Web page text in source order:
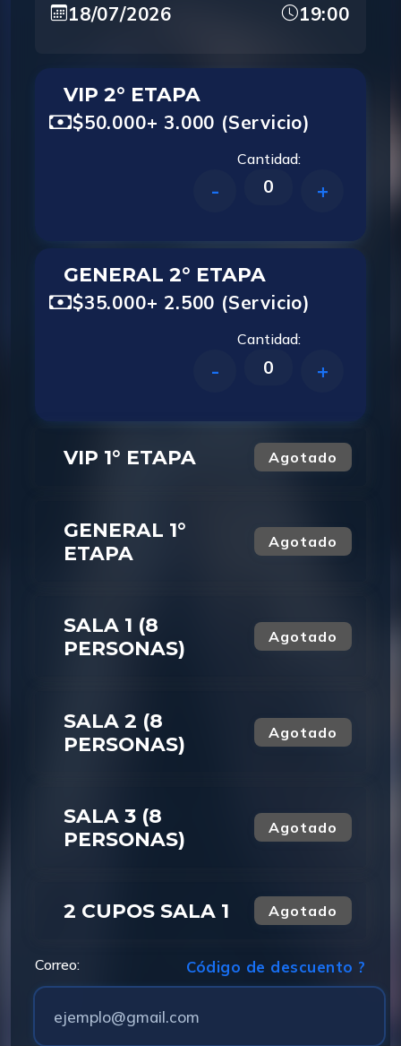
18/07/2026 19:00
VIP 2° ETAPA
$50.000+ 3.000 (Servicio)
Cantidad:
- 0 +
GENERAL 2° ETAPA
$35.000+ 2.500 (Servicio)
Cantidad:
- 0 +
VIP 1° ETAPA Agotado
GENERAL 1°
ETAPA
Agotado
SALA 1 (8
PERSONAS)
Agotado
SALA 2 (8
PERSONAS)
Agotado
SALA 3 (8
PERSONAS)
Agotado
2 CUPOS SALA 1 Agotado
Correo: Código de descuento ?